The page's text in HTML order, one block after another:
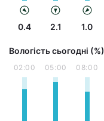
0.4 2.1 1.0
Вологість сьогодні (%)
02:00 05:00 08:00